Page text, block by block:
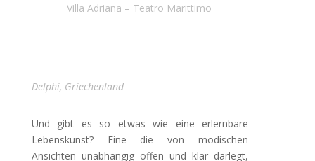
Villa Adriana – Teatro Marittimo
Delphi, Griechenland
Und gibt es so etwas wie eine erlernbare
Lebenskunst? Eine die von modischen
Ansichten unabhängig offen und klar darlegt,